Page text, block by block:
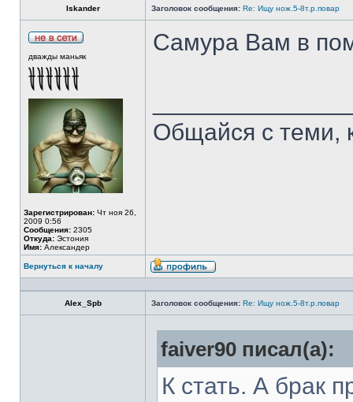
Iskander Заголовок сообщения: Re: Ищу нож.5-8т.р.повар
дважды маньяк
Зарегистрирован: Чт ноя 26,
2009 0:56
Сообщения: 2305
Откуда: Эстония
Имя: Александер
Самура Вам в
Общайся с теми,
Вернуться к началу
Alex_Spb Заголовок сообщения: Re: Ищу нож.5-8т.р.повар
faiver90 писал(а):
К стать. А брак